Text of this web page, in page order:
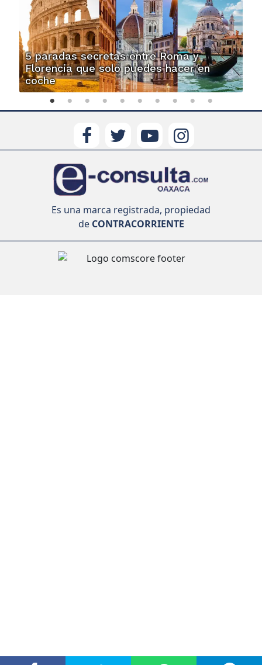
5 paradas secretas entre Roma y
Florencia que solo puedes hacer en
coche
Es una marca registrada, propiedad
deCONTRACORRIENTE